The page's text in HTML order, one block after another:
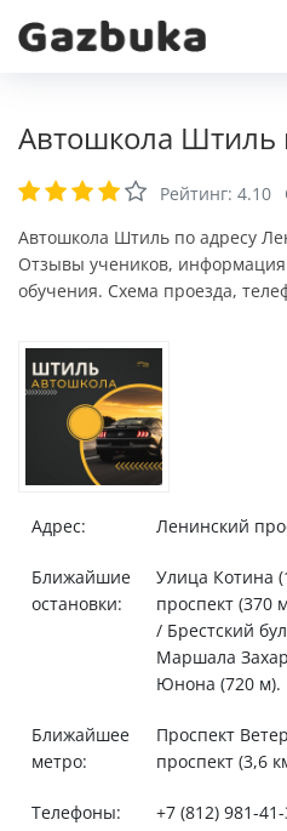
Автошкола Штиль
Рейтинг: 4.10
Автошкола Штиль по адресу
Отзывы учеников, информация
обучения. Схема проезда,
Адрес: Ленинский
Ближайшие
остановки:
Улица Котина
проспект (370
/ Брестский
Маршала
Юнона (720 м).
Ближайшее
метро:
Проспект
проспект (3,6
Телефоны: +7 (812) 981-